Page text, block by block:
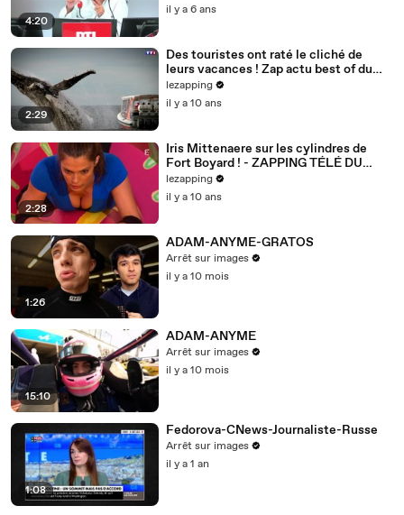
4:20
il y a 6 ans
2:29
Des touristes ont raté le cliché de
leurs vacances ! Zap actu best of du
30/07/2016 par lezapping
lezapping
il y a 10 ans
2:28
Iris Mittenaere sur les cylindres de
Fort Boyard ! - ZAPPING TÉLÉ DU
25/07/2016 par lezapping
lezapping
il y a 10 ans
1:26
ADAM-ANYME-GRATOS
Arrêt sur images
il y a 10 mois
15:10
ADAM-ANYME
Arrêt sur images
il y a 10 mois
1:08
Fedorova-CNews-Journaliste-Russe
Arrêt sur images
il y a 1 an